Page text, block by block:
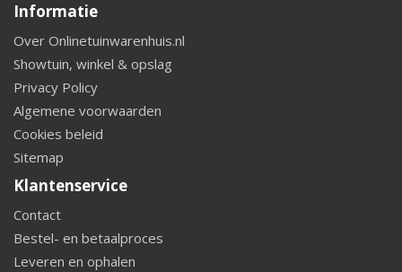
Informatie
Over Onlinetuinwarenhuis.nl
Showtuin, winkel & opslag
Privacy Policy
Algemene voorwaarden
Cookies beleid
Sitemap
Klantenservice
Contact
Bestel- en betaalproces
Leveren en ophalen